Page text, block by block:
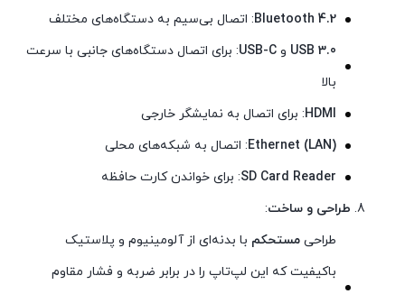
Bluetooth 4.2: اتصال بی‌سیم به دستگاه‌های مختلف
USB 3.0 و USB-C: برای اتصال دستگاه‌های جانبی با سرعت
بالا
HDMI: برای اتصال به نمایشگر خارجی
Ethernet (LAN): اتصال به شبکه‌های محلی
SD Card Reader: برای خواندن کارت حافظه
طراحی و ساخت:
طراحی مستحکم با بدنه‌ای از آلومینیوم و پلاستیک
باکیفیت که این لپ‌تاپ را در برابر ضربه و فشار مقاوم